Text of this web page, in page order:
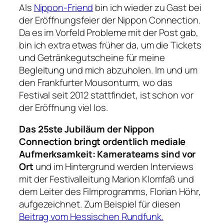
Als Nippon-Friend bin ich wieder zu Gast bei
der Eröffnungsfeier der Nippon Connection.
Da es im Vorfeld Probleme mit der Post gab,
bin ich extra etwas früher da, um die Tickets
und Getränkegutscheine für meine
Begleitung und mich abzuholen. Im und um
den Frankfurter Mousonturm, wo das
Festival seit 2012 stattfindet, ist schon vor
der Eröffnung viel los.
Das 25ste Jubiläum der Nippon
Connection bringt ordentlich mediale
Aufmerksamkeit: Kamerateams sind vor
Ortund im Hintergrund werden Interviews
mit der Festivalleitung Marion Klomfaß und
dem Leiter des Filmprogramms, Florian Höhr,
aufgezeichnet. Zum Beispiel für diesen
Beitrag vom Hessischen Rundfunk.